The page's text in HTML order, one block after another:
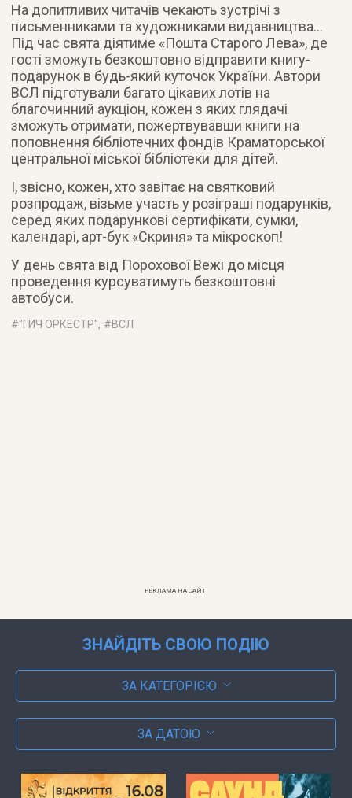
На допитливих читачів чекають зустрічі з
письменниками та художниками видавництва…
Під час свята діятиме «Пошта Старого Лева», де
гості зможуть безкоштовно відправити книгу-
подарунок в будь-який куточок України. Автори
ВСЛ підготували багато цікавих лотів на
благочинний аукціон, кожен з яких глядачі
зможуть отримати, пожертвувавши книги на
поповнення бібліотечних фондів Краматорської
центральної міської бібліотеки для дітей.
І, звісно, кожен, хто завітає на святковий
розпродаж, візьме участь у розіграші подарунків,
серед яких подарункові сертифікати, сумки,
календарі, арт-бук «Скриня» та мікроскоп!
У день свята від Порохової Вежі до місця
проведення курсуватимуть безкоштовні
автобуси.
#"ГИЧ ОРКЕСТР", #ВСЛ
РЕКЛАМА НА САЙТІ
ЗНАЙДІТЬ СВОЮ ПОДІЮ
ЗА КАТЕГОРІЄЮ
ЗА ДАТОЮ